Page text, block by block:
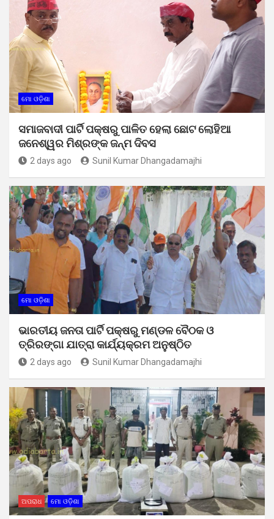
ମୋ ଓଡ଼ିଶା
ସମାଜବାଦୀ ପାର୍ଟି ପକ୍ଷରୁ ପାଳିତ ହେଲା ଛୋଟ ଲୋହିଆ
ଜନେଶ୍ୱର ମିଶ୍ରଙ୍କ ଜନ୍ମ ଦିବସ
2 days ago Sunil Kumar Dhangadamajhi
ମୋ ଓଡ଼ିଶା
ଭାରତୀୟ ଜନତା ପାର୍ଟି ପକ୍ଷରୁ ମଣ୍ଡଳ ବୈଠକ ଓ
ତ୍ରିରଙ୍ଗା ଯାତ୍ରା କାର୍ଯ୍ୟକ୍ରମ ଅନୁଷ୍ଠିତ
2 days ago Sunil Kumar Dhangadamajhi
ଅପରାଧ ମୋ ଓଡ଼ିଶା